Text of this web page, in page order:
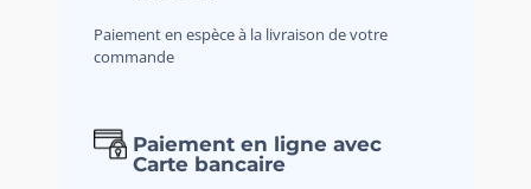
Paiement en espèce à la livraison de votre
commande
Paiement en ligne avec
Carte bancaire